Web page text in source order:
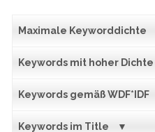
Maximale Keyworddichte
Keywords mit hoher Dichte
Keywords gemäß WDF*IDF
Keywords im Title